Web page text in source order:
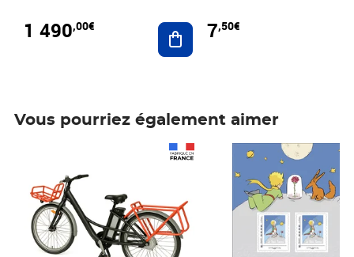
1 490,00€ Ajouter au panier
7,50€
Vous pourriez également aimer
Prix 7,50€